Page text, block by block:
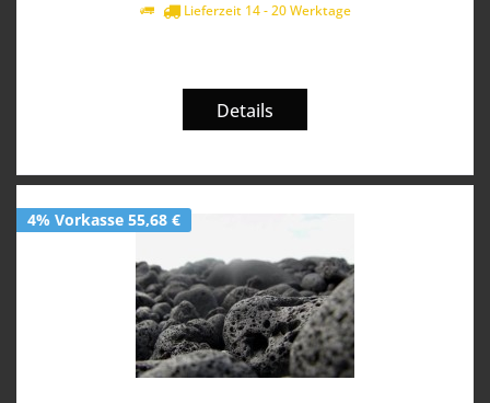
Lieferzeit 14 - 20 Werktage
Details
4% Vorkasse 55,68 €